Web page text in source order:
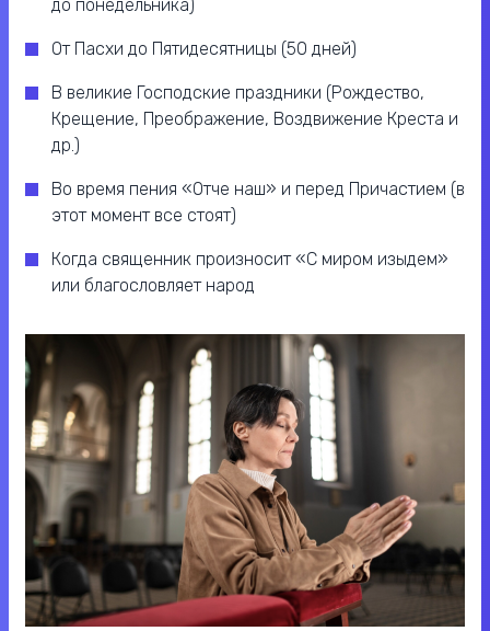
до понедельника)
От Пасхи до Пятидесятницы (50 дней)
В великие Господские праздники (Рождество,
Крещение, Преображение, Воздвижение Креста и
др.)
Во время пения «Отче наш» и перед Причастием (в
этот момент все стоят)
Когда священник произносит «С миром изыдем»
или благословляет народ